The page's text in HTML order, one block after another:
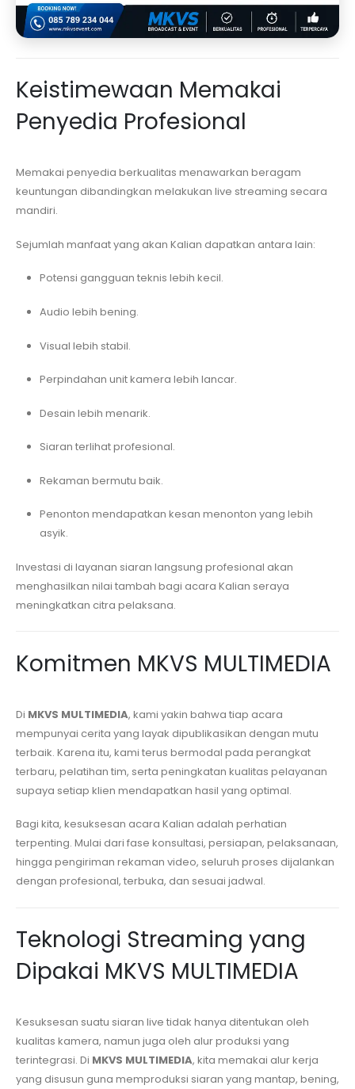
Keistimewaan Memakai
Penyedia Profesional
Memakai penyedia berkualitas menawarkan beragam
keuntungan dibandingkan melakukan live streaming secara
mandiri.
Sejumlah manfaat yang akan Kalian dapatkan antara lain:
Potensi gangguan teknis lebih kecil.
Audio lebih bening.
Visual lebih stabil.
Perpindahan unit kamera lebih lancar.
Desain lebih menarik.
Siaran terlihat profesional.
Rekaman bermutu baik.
Penonton mendapatkan kesan menonton yang lebih
asyik.
Investasi di layanan siaran langsung profesional akan
menghasilkan nilai tambah bagi acara Kalian seraya
meningkatkan citra pelaksana.
Komitmen MKVS MULTIMEDIA
Di MKVS MULTIMEDIA, kami yakin bahwa tiap acara
mempunyai cerita yang layak dipublikasikan dengan mutu
terbaik. Karena itu, kami terus bermodal pada perangkat
terbaru, pelatihan tim, serta peningkatan kualitas pelayanan
supaya setiap klien mendapatkan hasil yang optimal.
Bagi kita, kesuksesan acara Kalian adalah perhatian
terpenting. Mulai dari fase konsultasi, persiapan, pelaksanaan,
hingga pengiriman rekaman video, seluruh proses dijalankan
dengan profesional, terbuka, dan sesuai jadwal.
Teknologi Streaming yang
Dipakai MKVS MULTIMEDIA
Kesuksesan suatu siaran live tidak hanya ditentukan oleh
kualitas kamera, namun juga oleh alur produksi yang
terintegrasi. Di MKVS MULTIMEDIA, kita memakai alur kerja
yang disusun guna memproduksi siaran yang mantap, bening,